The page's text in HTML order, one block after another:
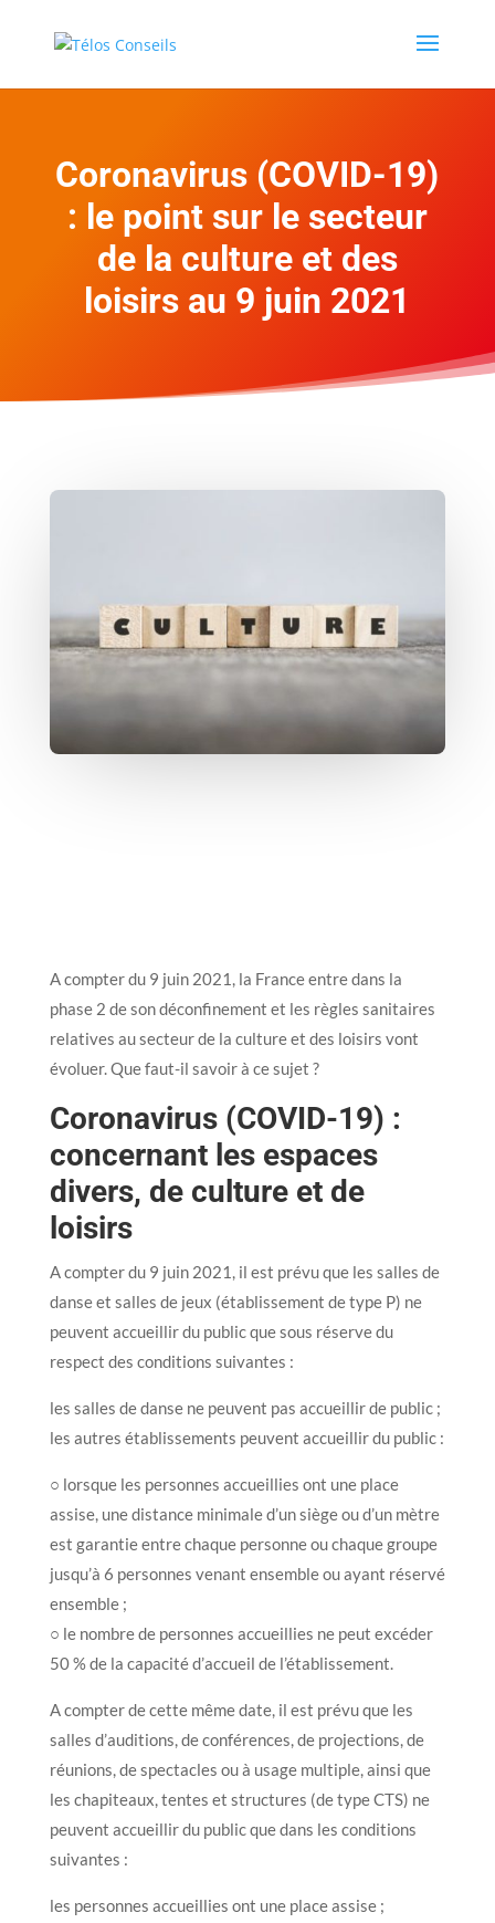
Coronavirus (COVID-19)
: le point sur le secteur
de la culture et des
loisirs au 9 juin 2021
A compter du 9 juin 2021, la France entre dans la
phase 2 de son déconfinement et les règles sanitaires
relatives au secteur de la culture et des loisirs vont
évoluer. Que faut-il savoir à ce sujet ?
Coronavirus (COVID-19) :
concernant les espaces
divers, de culture et de
loisirs
A compter du 9 juin 2021, il est prévu que les salles de
danse et salles de jeux (établissement de type P) ne
peuvent accueillir du public que sous réserve du
respect des conditions suivantes :
les salles de danse ne peuvent pas accueillir de public ;
les autres établissements peuvent accueillir du public :
○ lorsque les personnes accueillies ont une place
assise, une distance minimale d’un siège ou d’un mètre
est garantie entre chaque personne ou chaque groupe
jusqu’à 6 personnes venant ensemble ou ayant réservé
ensemble ;
○ le nombre de personnes accueillies ne peut excéder
50 % de la capacité d’accueil de l’établissement.
A compter de cette même date, il est prévu que les
salles d’auditions, de conférences, de projections, de
réunions, de spectacles ou à usage multiple, ainsi que
les chapiteaux, tentes et structures (de type CTS) ne
peuvent accueillir du public que dans les conditions
suivantes :
les personnes accueillies ont une place assise ;